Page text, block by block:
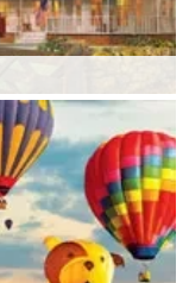
la famille !